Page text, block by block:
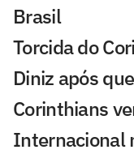
Brasil
Torcida do
Diniz após
Corinthians
Internacional